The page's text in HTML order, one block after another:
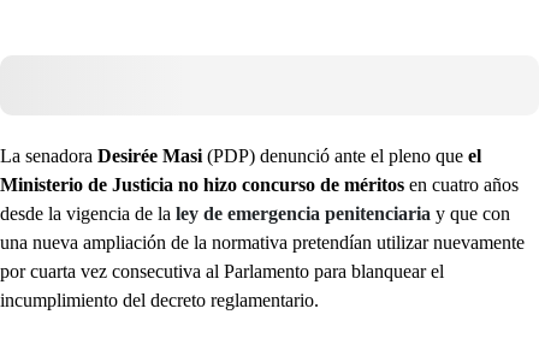
La senadora Desirée Masi (PDP) denunció ante el pleno que el
Ministerio de Justicia no hizo concurso de méritos en cuatro años
desde la vigencia de la ley de emergencia penitenciaria y que con
una nueva ampliación de la normativa pretendían utilizar nuevamente
por cuarta vez consecutiva al Parlamento para blanquear el
incumplimiento del decreto reglamentario.